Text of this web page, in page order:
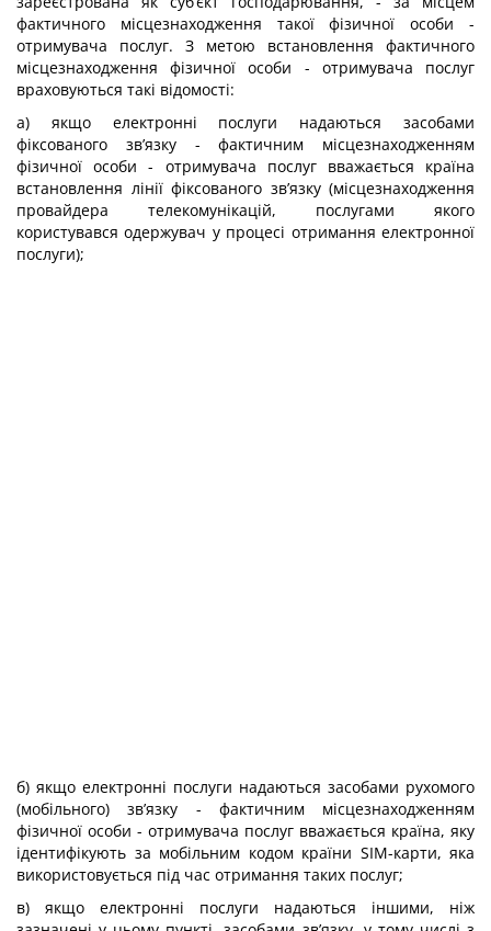
фактичного місцезнаходження такої фізичної особи -
отримувача послуг. З метою встановлення фактичного
місцезнаходження фізичної особи - отримувача послуг
враховуються такі відомості:
а) якщо електронні послуги надаються засобами
фіксованого зв’язку - фактичним місцезнаходженням
фізичної особи - отримувача послуг вважається країна
встановлення лінії фіксованого зв’язку (місцезнаходження
провайдера телекомунікацій, послугами якого
користувався одержувач у процесі отримання електронної
послуги);
б) якщо електронні послуги надаються засобами рухомого
(мобільного) зв’язку - фактичним місцезнаходженням
фізичної особи - отримувача послуг вважається країна, яку
ідентифікують за мобільним кодом країни SIM-карти, яка
використовується під час отримання таких послуг;
в) якщо електронні послуги надаються іншими, ніж